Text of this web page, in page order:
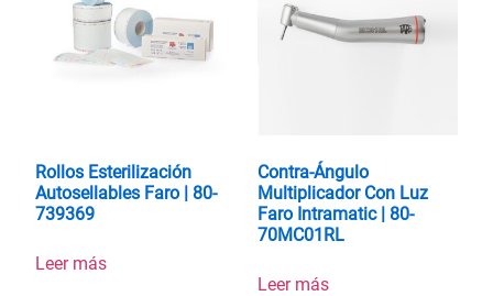
Rollos Esterilización
Autosellables Faro | 80-
739369
Leer más
Contra-Ángulo
Multiplicador Con Luz
Faro Intramatic | 80-
70MC01RL
Leer más